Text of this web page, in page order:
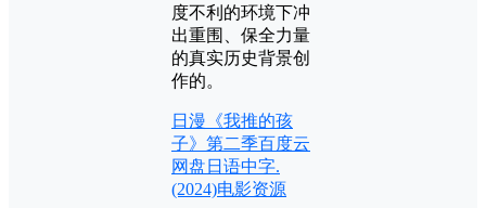
度不利的环境下冲
出重围、保全力量
的真实历史背景创
作的。
日漫《我推的孩
子》第二季百度云
网盘日语中字.
(2024)电影资源